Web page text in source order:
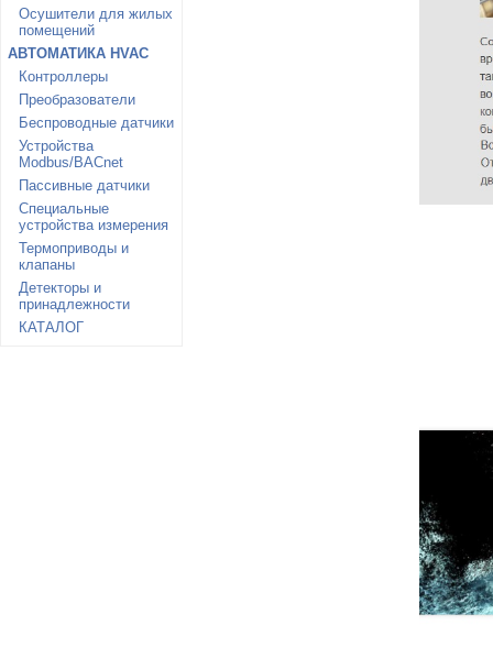
Осушители для жилых
помещений
АВТОМАТИКА HVAC
Контроллеры
Преобразователи
Беспроводные датчики
Устройства
Modbus/BACnet
Пассивные датчики
Специальные
устройства измерения
Термоприводы и
клапаны
Детекторы и
принадлежности
КАТАЛОГ